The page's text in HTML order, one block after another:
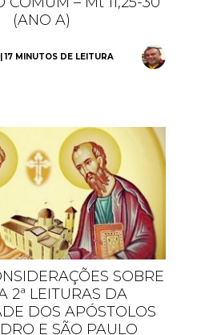
(ANO A)
MINUTOS DE LEITURA
SOBRE
2ª LEITURAS DA
DOS APÓSTOLOS
E SÃO PAULO